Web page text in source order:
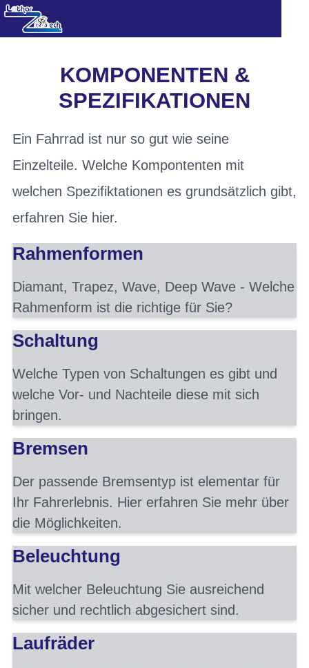
KOMPONENTEN &
SPEZIFIKATIONEN
Ein Fahrrad ist nur so gut wie seine
Einzelteile. Welche Kompontenten mit
welchen Spezifiktationen es grundsätzlich gibt,
erfahren Sie hier.
Rahmenformen
Diamant, Trapez, Wave, Deep Wave - Welche
Rahmenform ist die richtige für Sie?
Schaltung
Welche Typen von Schaltungen es gibt und
welche Vor- und Nachteile diese mit sich
bringen.
Bremsen
Der passende Bremsentyp ist elementar für
Ihr Fahrerlebnis. Hier erfahren Sie mehr über
die Möglichkeiten.
Beleuchtung
Mit welcher Beleuchtung Sie ausreichend
sicher und rechtlich abgesichert sind.
Laufräder